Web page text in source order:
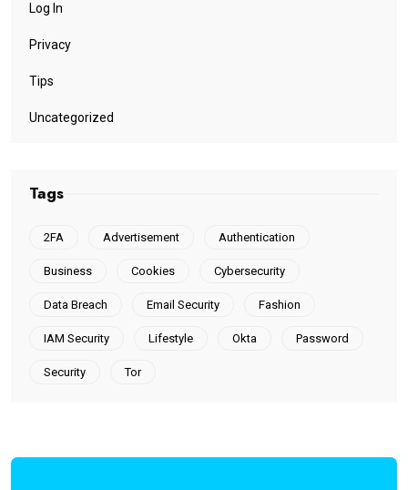
Log In
Privacy
Tips
Uncategorized
Tags
2FA Advertisement Authentication
Business Cookies Cybersecurity
Data Breach Email Security Fashion
IAM Security Lifestyle Okta Password
Security Tor